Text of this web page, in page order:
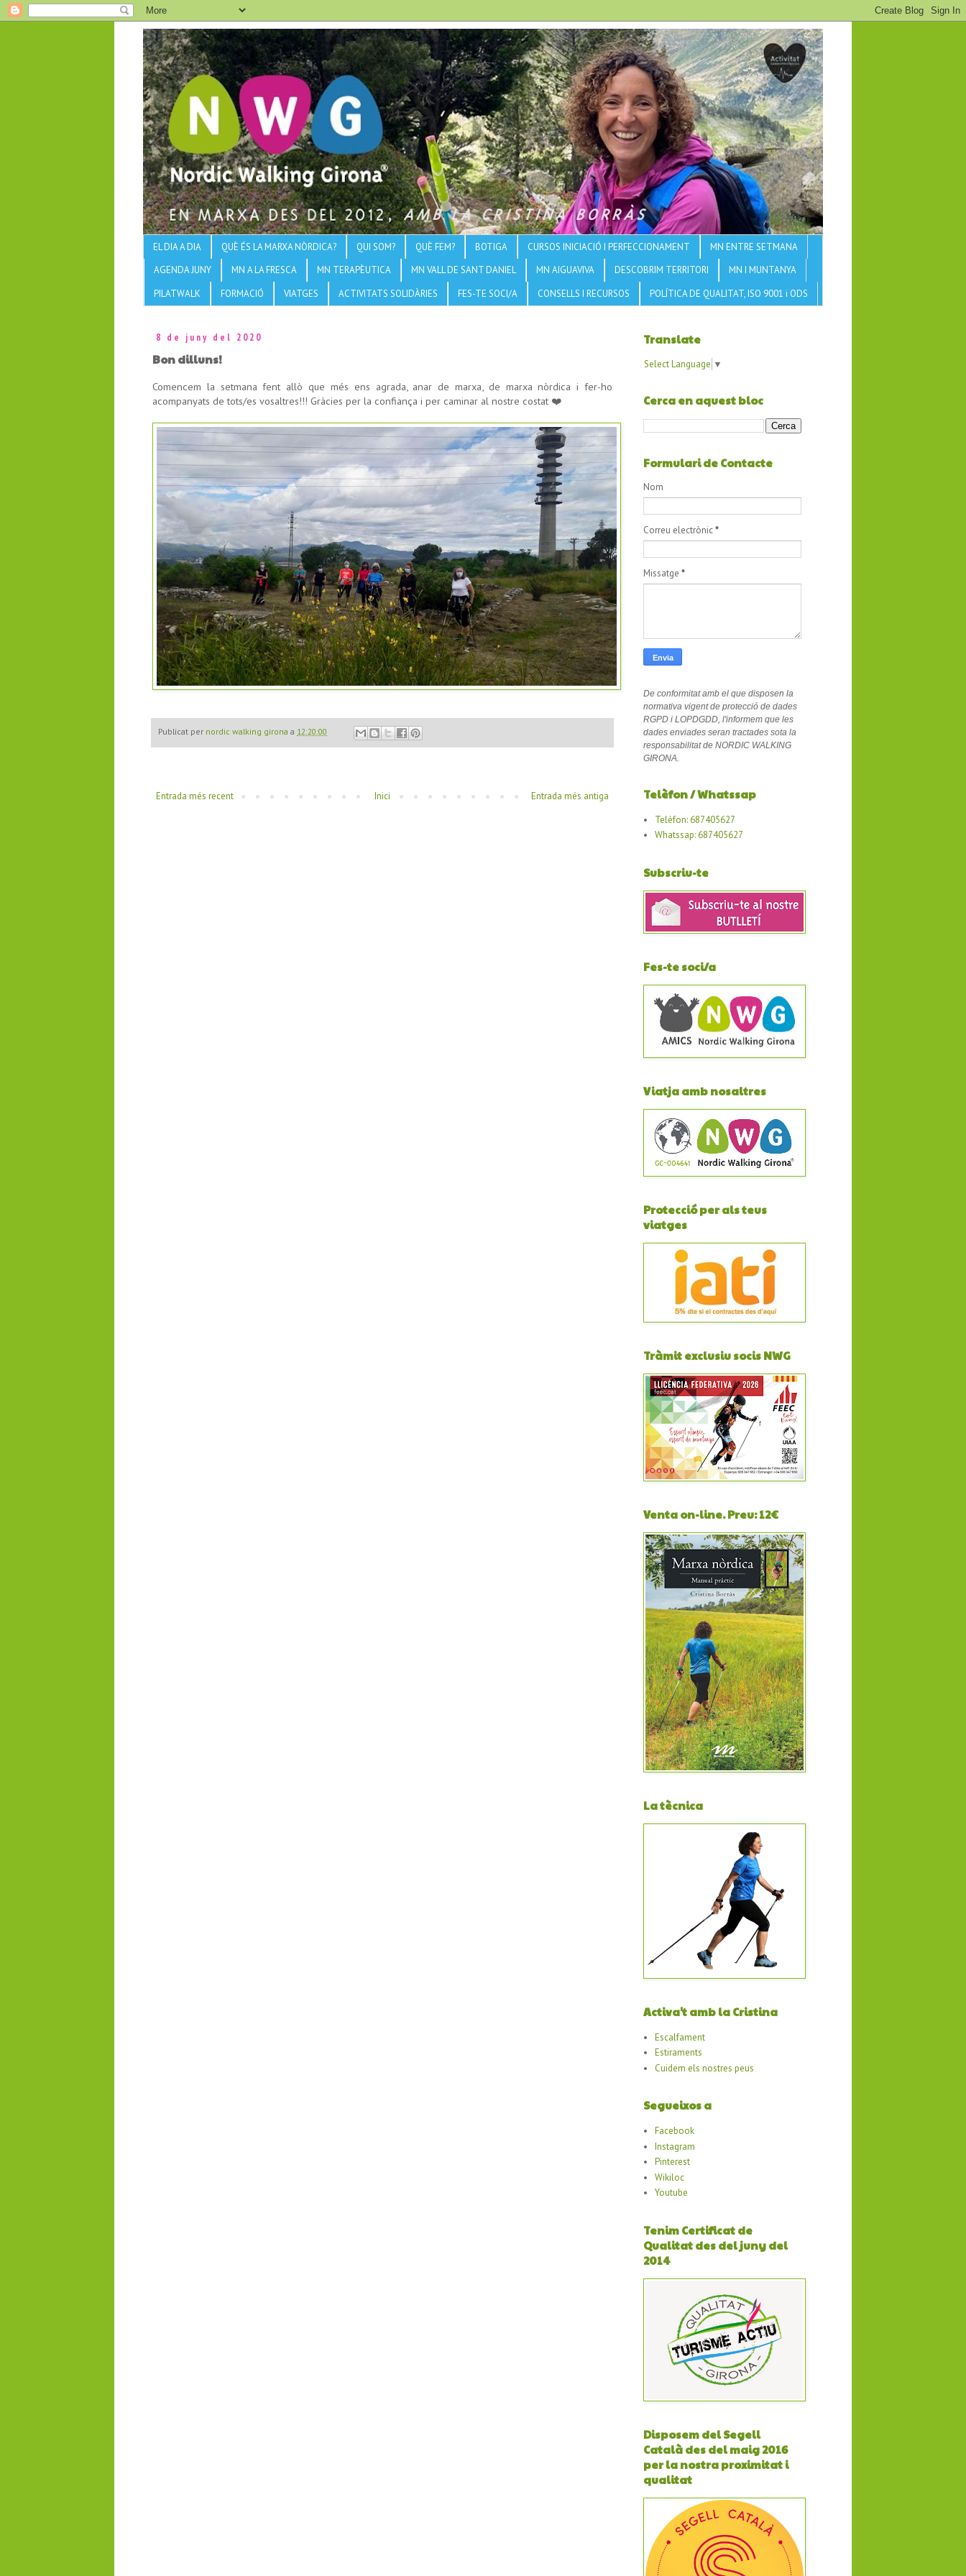
EL DIA A DIA QUÈ ÉS LA MARXA NÒRDICA? QUI SOM? QUÈ FEM? BOTIGA CURSOS INICIACIÓ I PERFECCIONAMENT
MN ENTRE SETMANA
AGENDA JUNY
MN A LA FRESCA MN TERAPÈUTICA MN VALL DE SANT DANIEL MN AIGUAVIVA DESCOBRIM TERRITORI
MN I MUNTANYA
PILATWALK
FORMACIÓ VIATGES ACTIVITATS SOLIDÀRIES FES-TE SOCI/A CONSELLS I RECURSOS POLÍTICA DE QUALITAT, ISO 9001 i ODS
8 de juny del 2020
Bon dilluns!
Comencem la setmana fent allò que més ens agrada, anar de marxa, de marxa nòrdica i fer-ho
acompanyats de tots/es vosaltres!!! Gràcies per la confiança i per caminar al nostre costat ❤️
Publicat per nordic walking girona a 12:20:00
Entrada més recent Entrada més antiga
Inici
Translate
Select Language ▼
Cerca en aquest bloc
Formulari de Contacte
Nom
Correu electrònic*
Missatge *
De conformitat amb el que disposen la
normativa vigent de protecció de dades
RGPD i LOPDGDD, l'informem que les
dades enviades seran tractades sota la
responsabilitat de NORDIC WALKING
GIRONA.
Telèfon / Whatssap
Telèfon: 687405627
Whatssap: 687405627
Subscriu-te
Fes-te soci/a
Viatja amb nosaltres
Protecció per als teus
viatges
Tràmit exclusiu socis NWG
Venta on-line. Preu: 12€
La tècnica
Activa't amb la Cristina
Escalfament
Estiraments
Cuidem els nostres peus
Segueixos a
Facebook
Instagram
Pinterest
Wikiloc
Youtube
Tenim Certificat de
Qualitat des del juny del
2014
Disposem del Segell
Català des del maig 2016
per la nostra proximitat i
qualitat